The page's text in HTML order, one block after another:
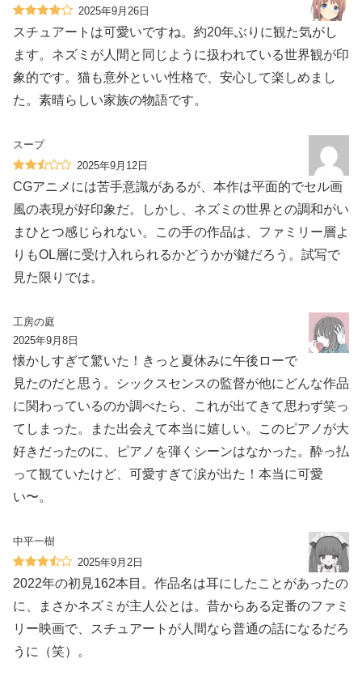
2025年9月26日
スチュアートは可愛いですね。約20年ぶりに観た気がし
ます。ネズミが人間と同じように扱われている世界観が印
象的です。猫も意外といい性格で、安心して楽しめまし
た。素晴らしい家族の物語です。
スープ
2025年9月12日
CGアニメには苦手意識があるが、本作は平面的でセル画
風の表現が好印象だ。しかし、ネズミの世界との調和がい
まひとつ感じられない。この手の作品は、ファミリー層よ
りもOL層に受け入れられるかどうかが鍵だろう。試写で
見た限りでは。
工房の庭
2025年9月8日
懐かしすぎて驚いた！きっと夏休みに午後ローで
見たのだと思う。シックスセンスの監督が他にどんな作品
に関わっているのか調べたら、これが出てきて思わず笑っ
てしまった。また出会えて本当に嬉しい。このピアノが大
好きだったのに、ピアノを弾くシーンはなかった。酔っ払
って観ていたけど、可愛すぎて涙が出た！本当に可愛
い〜。
中平一樹
2025年9月2日
2022年の初見162本目。作品名は耳にしたことがあったの
に、まさかネズミが主人公とは。昔からある定番のファミ
リー映画で、スチュアートが人間なら普通の話になるだろ
うに（笑）。